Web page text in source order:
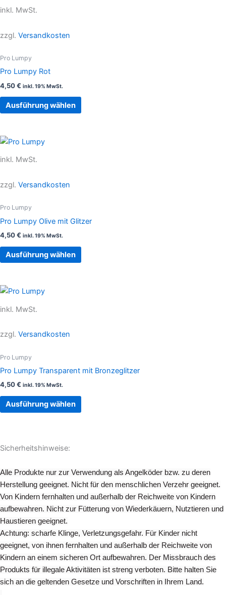
inkl. MwSt.
zzgl. Versandkosten
Pro Lumpy
Pro Lumpy Rot
4,50€ inkl. 19% MwSt.
Ausführung wählen
der
inkl. MwSt.
zzgl. Versandkosten
Pro Lumpy
Pro Lumpy Olive mit Glitzer
4,50€ inkl. 19% MwSt.
Ausführung wählen
Optionen
auf
der
inkl. MwSt.
zzgl. Versandkosten
Pro Lumpy
Pro Lumpy Transparent mit Bronzeglitzer
4,50€ inkl. 19% MwSt.
Ausführung wählen
Optionen
auf
der
Sicherheitshinweise:
Alle Produkte nur zur Verwendung als Angelköder bzw. zu deren
Herstellung geeignet. Nicht für den menschlichen Verzehr geeignet.
Von Kindern fernhalten und außerhalb der Reichweite von Kindern
aufbewahren. Nicht zur Fütterung von Wiederkäuern, Nutztieren und
Haustieren geeignet.
Achtung: scharfe Klinge, Verletzungsgefahr. Für Kinder nicht
geeignet, von ihnen fernhalten und außerhalb der Reichweite von
Kindern an einem sicheren Ort aufbewahren. Der Missbrauch des
Produkts für illegale Aktivitäten ist streng verboten. Bitte halten Sie
sich an die geltenden Gesetze und Vorschriften in Ihrem Land.